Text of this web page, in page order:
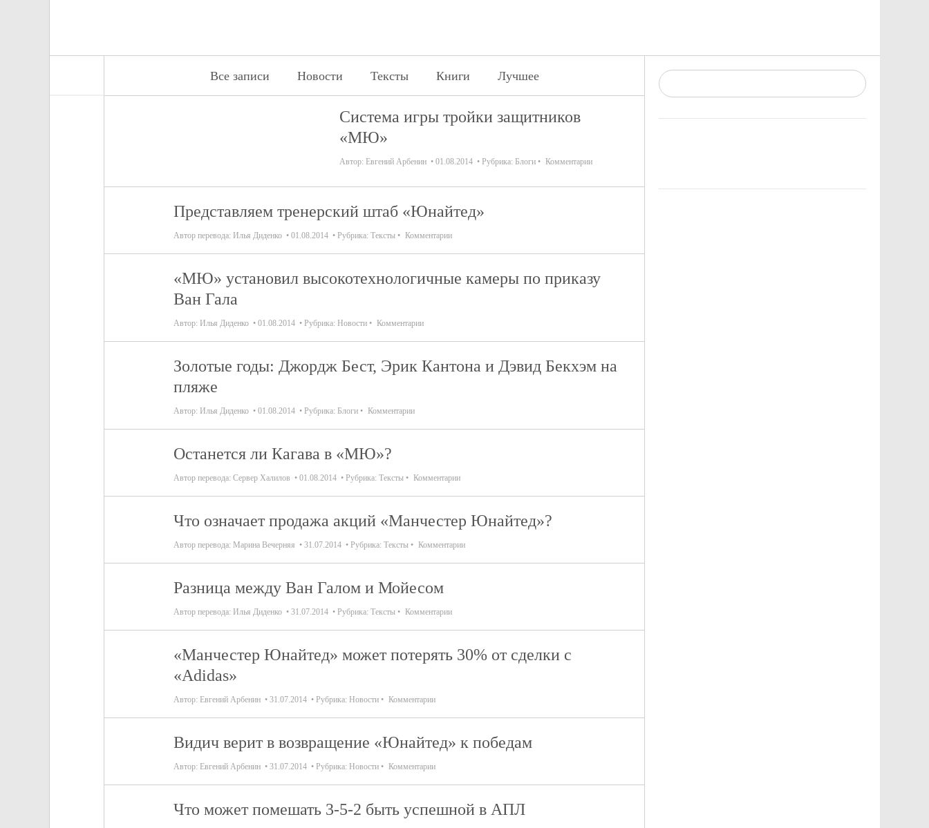
Все записи Новости Тексты Книги Лучшее
Система игры тройки защитников
«МЮ»
Автор: Евгений Арбенин 01.08.2014 Рубрика: Блоги Комментарии
Представляем тренерский штаб «Юнайтед»
Автор перевода: Илья Диденко 01.08.2014 Рубрика: Тексты Комментарии
«МЮ» установил высокотехнологичные камеры по приказу
Ван Гала
Автор: Илья Диденко 01.08.2014 Рубрика: Новости Комментарии
Золотые годы: Джордж Бест, Эрик Кантона и Дэвид Бекхэм на
пляже
Автор: Илья Диденко 01.08.2014 Рубрика: Блоги Комментарии
Останется ли Кагава в «МЮ»?
Автор перевода: Сервер Халилов 01.08.2014 Рубрика: Тексты Комментарии
Что означает продажа акций «Манчестер Юнайтед»?
Автор перевода: Марина Вечерняя 31.07.2014 Рубрика: Тексты Комментарии
Разница между Ван Галом и Мойесом
Автор перевода: Илья Диденко 31.07.2014 Рубрика: Тексты Комментарии
«Манчестер Юнайтед» может потерять 30% от сделки с
«Adidas»
Автор: Евгений Арбенин 31.07.2014 Рубрика: Новости Комментарии
Видич верит в возвращение «Юнайтед» к победам
Автор: Евгений Арбенин 31.07.2014 Рубрика: Новости Комментарии
Что может помешать 3-5-2 быть успешной в АПЛ